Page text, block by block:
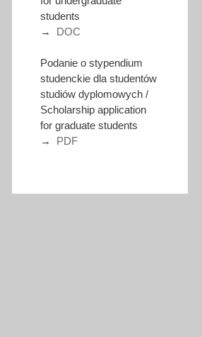
students
→ DOC
Podanie o stypendium
studenckie dla studentów
studiów dyplomowych /
Scholarship application
for graduate students
→ PDF